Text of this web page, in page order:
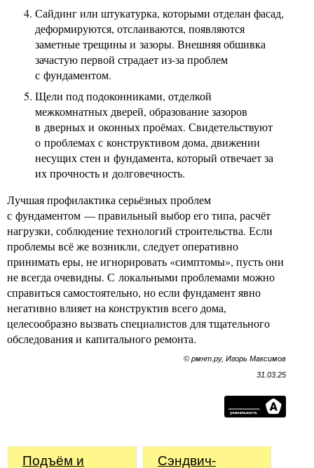
Сайдинг или штукатурка, которыми отделан фасад,
деформируются, отслаиваются, появляются
заметные трещины и зазоры. Внешняя обшивка
зачастую первой страдает из-за проблем
с фундаментом.
Щели под подоконниками, отделкой
межкомнатных дверей, образование зазоров
в дверных и оконных проёмах. Свидетельствуют
о проблемах с конструктивом дома, движении
несущих стен и фундамента, который отвечает за
их прочность и долговечность.
Лучшая профилактика серьёзных проблем
с фундаментом — правильный выбор его типа, расчёт
нагрузки, соблюдение технологий строительства. Если
проблемы всё же возникли, следует оперативно
принимать еры, не игнорировать «симптомы», пусть они
не всегда очевидны. С локальными проблемами можно
справиться самостоятельно, но если фундамент явно
негативно влияет на конструктив всего дома,
целесообразно вызвать специалистов для тщательного
обследования и капитального ремонта.
© рмнт.ру, Игорь Максимов
31.03.25
Подъём и
Сэндвич-